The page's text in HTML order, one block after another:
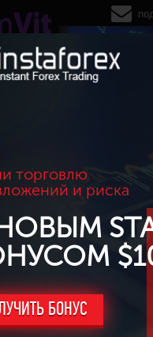
торговлю
и риска
БОНУС